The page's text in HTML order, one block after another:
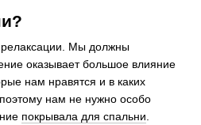
релаксации. Мы должны
оказывает большое влияние
нам нравятся и в каких
нам не нужно особо
покрывала для спальни